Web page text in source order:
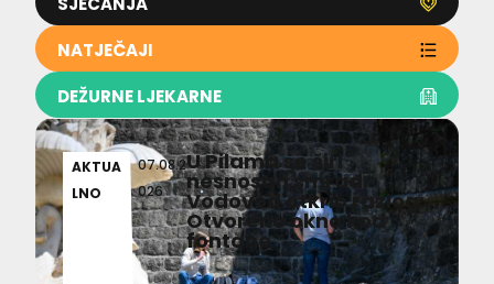
NATJEČAJI
DEŽURNE LJEKARNE
AKTUA
LNO
07.08.2
026
U Pilama se širi
nesnosan smrad,
Vodovod otkrio razlog:
Otvoreno okno kod
fontane